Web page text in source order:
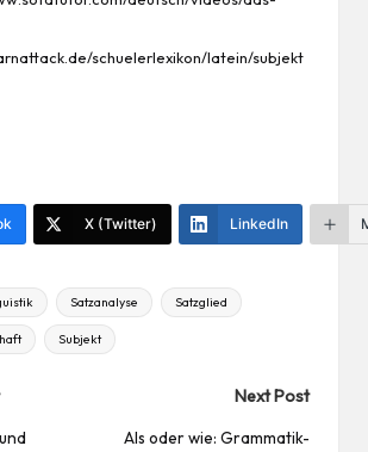
schuelerlexikon/latein/subjekt
X (Twitter) LinkedIn
Satzanalyse Satzglied
Subjekt
Next Post
Als oder wie: Grammatik-